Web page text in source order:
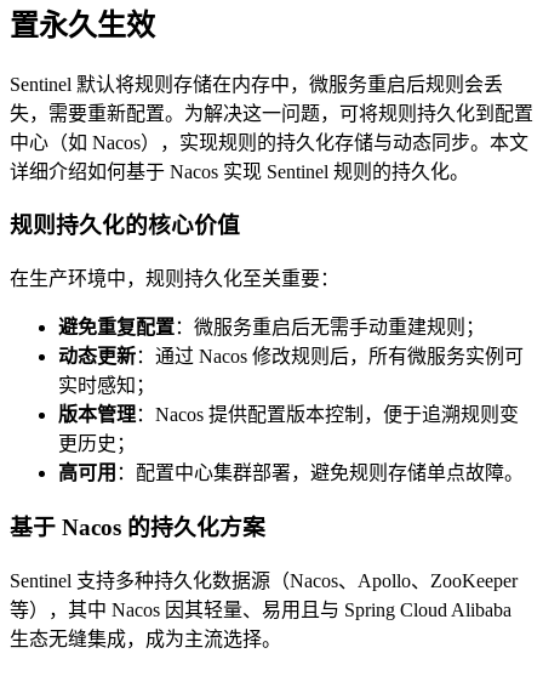
置永久生效
Sentinel 默认将规则存储在内存中，微服务重启后规则会丢
失，需要重新配置。为解决这一问题，可将规则持久化到配置
中心（如 Nacos），实现规则的持久化存储与动态同步。本文
详细介绍如何基于 Nacos 实现 Sentinel 规则的持久化。
规则持久化的核心价值
在生产环境中，规则持久化至关重要：
避免重复配置：微服务重启后无需手动重建规则；
动态更新：通过 Nacos 修改规则后，所有微服务实例可
实时感知；
版本管理：Nacos 提供配置版本控制，便于追溯规则变
更历史；
高可用 ：配置中心集群部署，避免规则存储单点故障。
基于 Nacos 的持久化方案
Sentinel 支持多种持久化数据源（Nacos、Apollo、ZooKeeper
等），其中 Nacos 因其轻量、易用且与 Spring Cloud Alibaba
生态无缝集成，成为主流选择。